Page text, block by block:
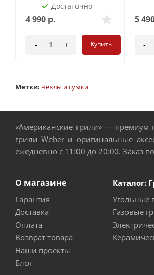
Достаточно
4 990 р.
- + Купить
5
-
Метки: Чехлы и сумки
«Американские грили» — премиум
грили Weber и оригинальные
ежедневно с 11:00 до 20:00. Заказ
О магазине
Гарантия
Доставка
Оплата
Возврат товара
Наши проекты
Блог
Каталог:
Угольные
Газовые